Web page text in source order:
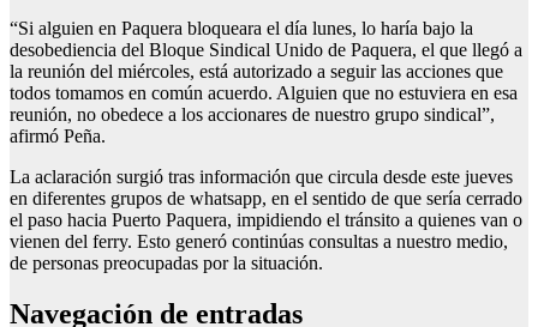
“Si alguien en Paquera bloqueara el día lunes, lo haría bajo la
desobediencia del Bloque Sindical Unido de Paquera, el que llegó a
la reunión del miércoles, está autorizado a seguir las acciones que
todos tomamos en común acuerdo. Alguien que no estuviera en esa
reunión, no obedece a los accionares de nuestro grupo sindical”,
afirmó Peña.
La aclaración surgió tras información que circula desde este jueves
en diferentes grupos de whatsapp, en el sentido de que sería cerrado
el paso hacia Puerto Paquera, impidiendo el tránsito a quienes van o
vienen del ferry. Esto generó continúas consultas a nuestro medio,
de personas preocupadas por la situación.
Navegación de entradas